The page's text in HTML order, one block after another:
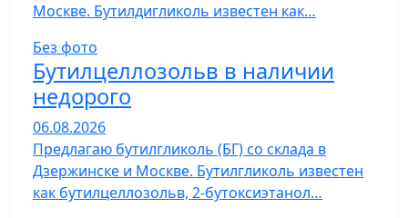
Москве. Бутилдигликоль известен как…
Без фото
Бутилцеллозольв в наличии
недорого
06.08.2026
Предлагаю бутилгликоль (БГ) со склада в
Дзержинске и Москве. Бутилгликоль известен
как бутилцеллозольв, 2-бутоксиэтанол…